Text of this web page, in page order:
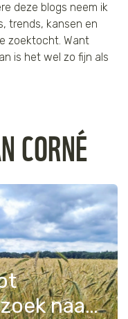
deze blogs neem ik
trends, kansen en
zoektocht. Want
is het wel zo fijn als
CORNÉ
winkelmand: op zoek naar rijk & robuust voedsel